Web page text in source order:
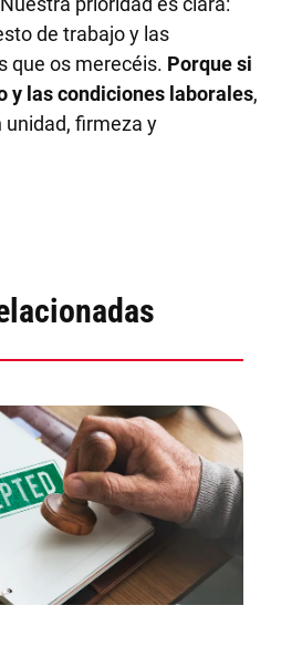
de trabajo y las
que os merecéis. Porque si
y las condiciones laborales,
unidad, firmeza y